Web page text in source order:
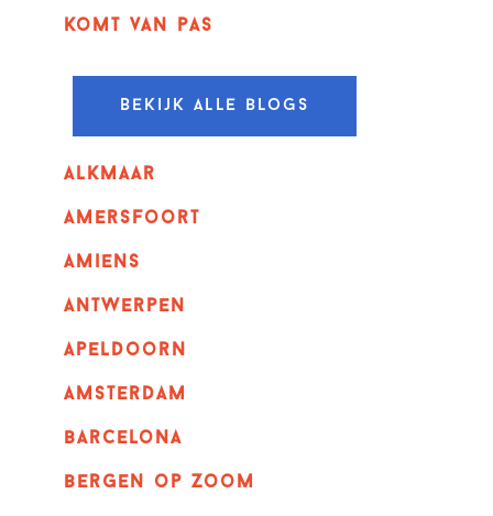
komt van pas
Bekijk alle blogs
alkmaar
amersfoort
amiens
Antwerpen
apeldoorn
Amsterdam
barcelona
bergen op zoom